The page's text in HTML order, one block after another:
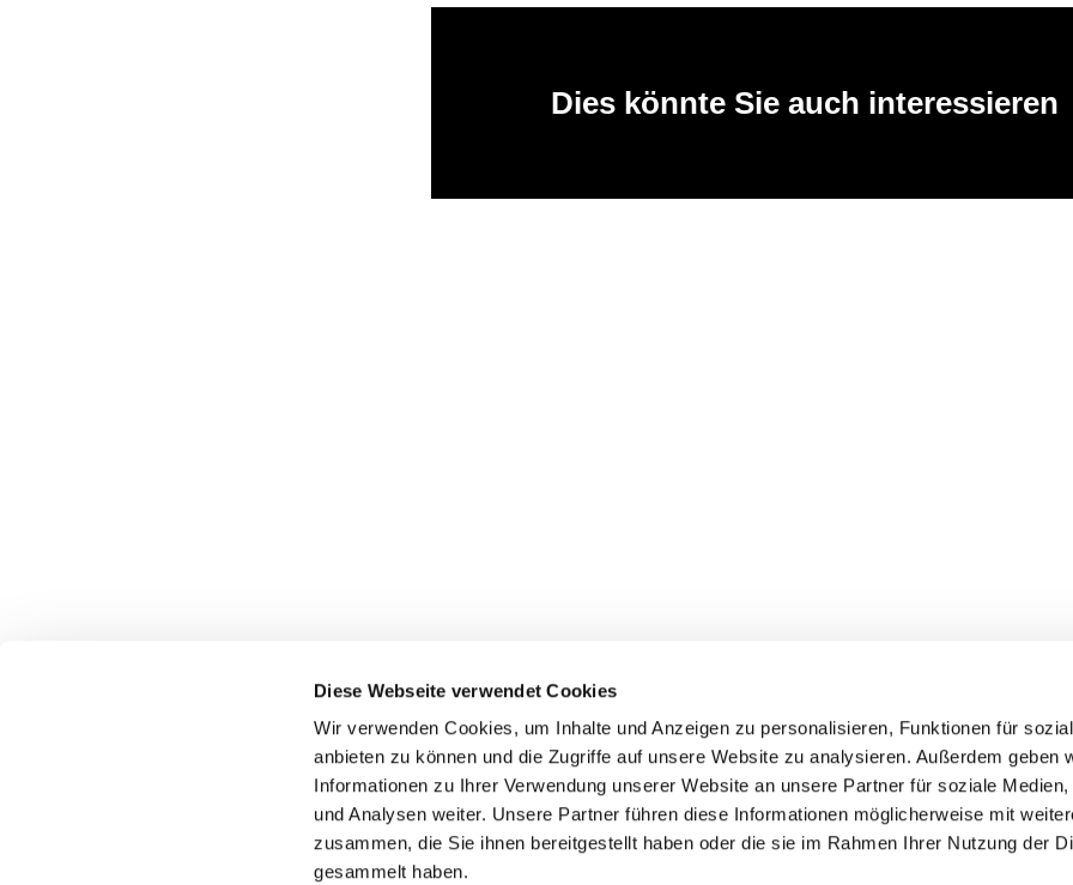
Diese Webseite verwendet Cookies
Wir verwenden Cookies, um Inhalte und Anzeigen zu personalisieren, Funktionen für
anbieten zu können und die Zugriffe auf unsere Website zu analysieren. Außerdem geben
Informationen zu Ihrer Verwendung unserer Website an unsere Partner für soziale Medien,
und Analysen weiter. Unsere Partner führen diese Informationen möglicherweise mit
zusammen, die Sie ihnen bereitgestellt haben oder die sie im Rahmen Ihrer Nutzung der
gesammelt haben.
Dies könnte Sie auch interessieren
Pfarrei St. Maria Magdalena Oderland-